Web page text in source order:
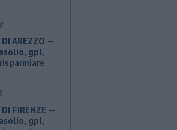
AREZZO —
gpl,
FIRENZE —
gpl,